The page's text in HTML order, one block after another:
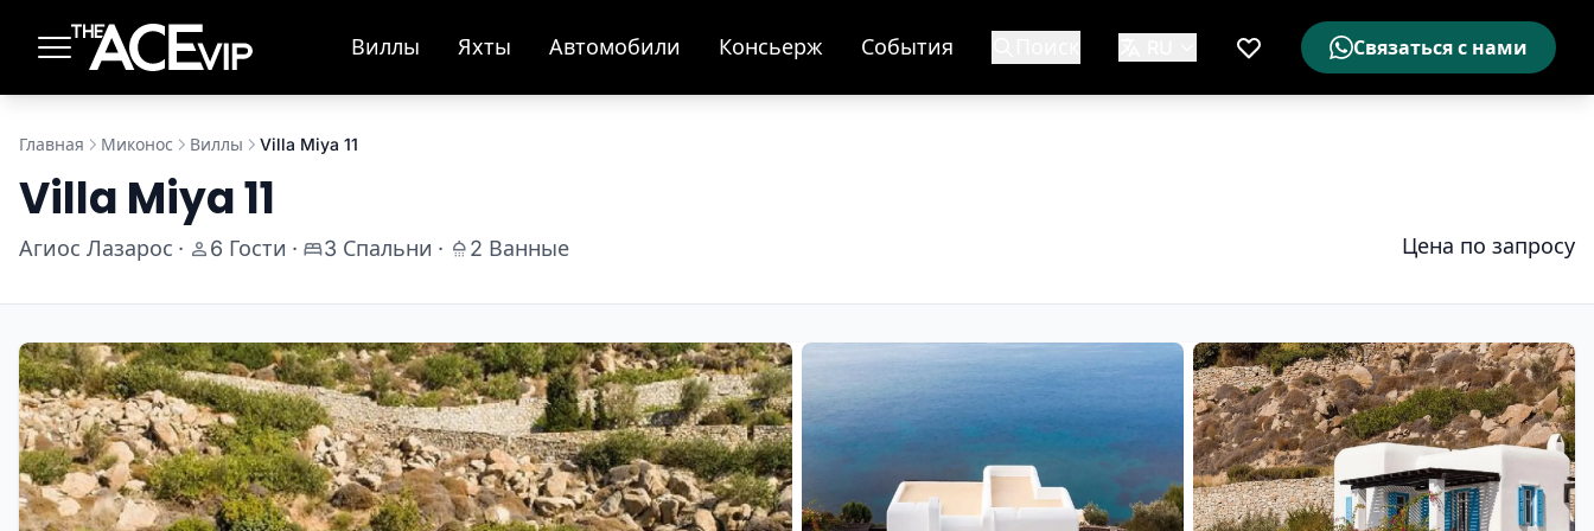
Виллы Яхты Автомобили Консьерж События
Мой список желаемого
Связаться с нами
Главная Миконос Виллы Villa Miya 11
Villa Miya 11
Агиос Лазарос · 6 Гости · 3 Спальни · 2 Ванные Цена по запросу